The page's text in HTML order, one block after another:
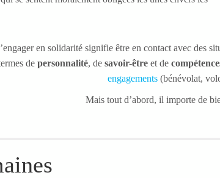
en solidarité signifie être en contact avec des
de personnalité, de savoir-êtreet de
engagements(bénévolat,
Mais tout d’abord, il importe de